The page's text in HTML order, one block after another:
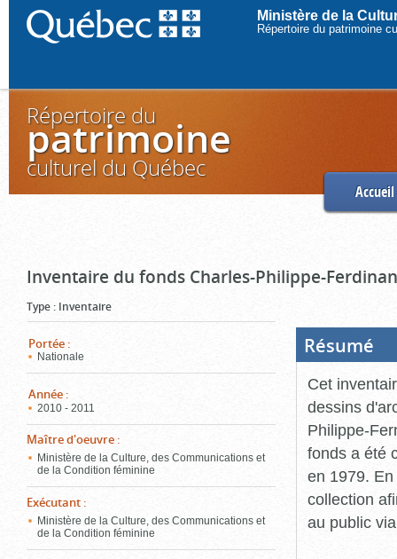
Ministère de la
Répertoire du patrimoine
Répertoire du
patrimoine
culturel du Québec
Accueil
Inventaire du fonds Charles-Philippe-
Type : Inventaire
Portée :
Nationale
Année :
2010 - 2011
Maître d'oeuvre :
Ministère de la Culture, des Communications et
de la Condition féminine
Exécutant :
Ministère de la Culture, des Communications et
de la Condition féminine
Résumé
Cet
dessins
Philippe-
fonds a été
en 1979.
collection
au public